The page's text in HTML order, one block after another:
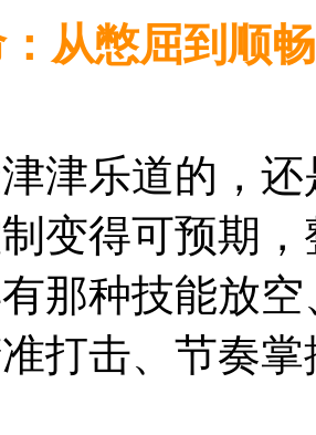
从憋屈到顺
津乐道的，
变得可预期
那种技能放
打击、节奏